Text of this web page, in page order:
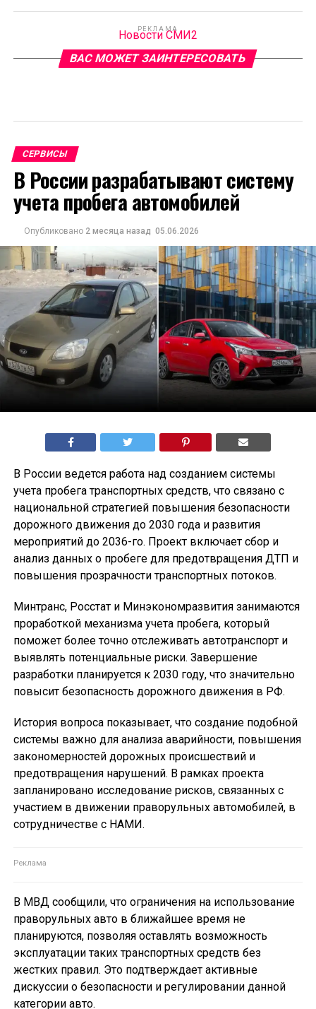
РЕКЛАМА
Новости СМИ2
ВАС МОЖЕТ ЗАИНТЕРЕСОВАТЬ
СЕРВИСЫ
В России разрабатывают систему
учета пробега автомобилей
Опубликовано 2 месяца назад 05.06.2026
В России ведется работа над созданием системы
учета пробега транспортных средств, что связано с
национальной стратегией повышения безопасности
дорожного движения до 2030 года и развития
мероприятий до 2036-го. Проект включает сбор и
анализ данных о пробеге для предотвращения ДТП и
повышения прозрачности транспортных потоков.
Минтранс, Росстат и Минэкономразвития занимаются
проработкой механизма учета пробега, который
поможет более точно отслеживать автотранспорт и
выявлять потенциальные риски. Завершение
разработки планируется к 2030 году, что значительно
повысит безопасность дорожного движения в РФ.
История вопроса показывает, что создание подобной
системы важно для анализа аварийности, повышения
закономерностей дорожных происшествий и
предотвращения нарушений. В рамках проекта
запланировано исследование рисков, связанных с
участием в движении праворульных автомобилей, в
сотрудничестве с НАМИ.
В МВД сообщили, что ограничения на использование
праворульных авто в ближайшее время не
планируются, позволяя оставлять возможность
эксплуатации таких транспортных средств без
жестких правил. Это подтверждает активные
дискуссии о безопасности и регулировании данной
категории авто.